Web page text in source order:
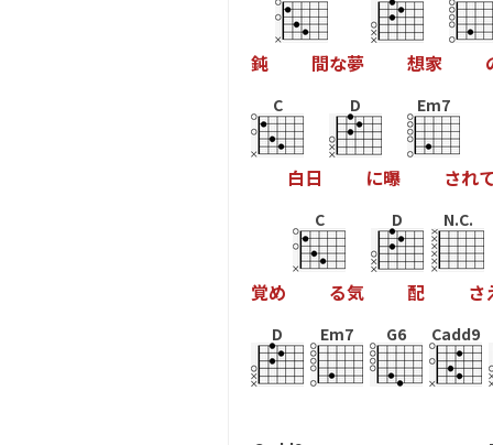
鈍 間な夢 想家
C
白日
D
に曝
Em7
され
覚め
C
る気
D
配
N.C.
さ
D Em7 G6 Cadd9